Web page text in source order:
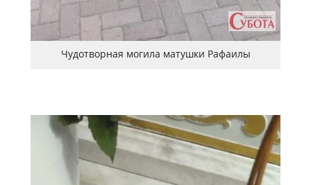
Чудотворная могила матушки Рафаилы